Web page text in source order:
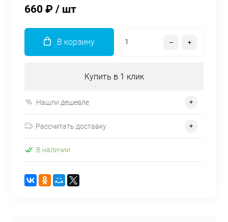
660 ₽ / шт
В корзину
Купить в 1 клик
Нашли дешевле
Рассчитать доставку
В наличии